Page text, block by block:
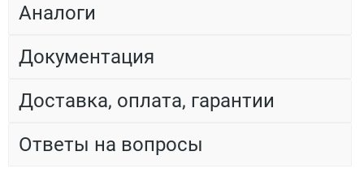
Аналоги
Документация
Доставка, оплата, гарантии
Ответы на вопросы